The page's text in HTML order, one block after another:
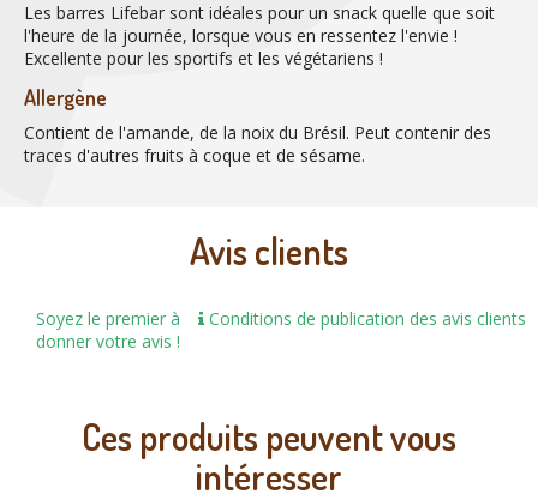
Les barres Lifebar sont idéales pour un snack quelle que soit
l'heure de la journée, lorsque vous en ressentez l'envie !
Excellente pour les sportifs et les végétariens !
Allergène
Contient de l'amande, de la noix du Brésil. Peut contenir des
traces d'autres fruits à coque et de sésame.
Avis clients
Conditions de publication des avis clients
Soyez le premier à
donner votre avis !
Ces produits peuvent vous
intéresser